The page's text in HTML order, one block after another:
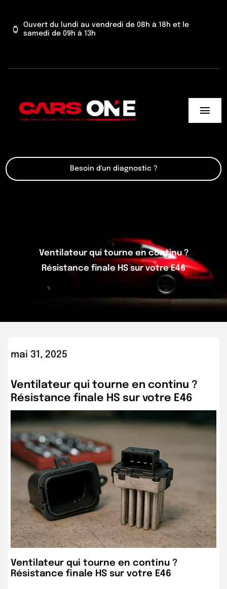
contenu
Ouvert du lundi au vendredi de 08h à 18h et le
samedi de 09h à 13h
Besoin d'un diagnostic ?
Ventilateur qui tourne en continu ?
Résistance finale HS sur votre E46
mai 31, 2025
Ventilateur qui tourne en continu ?
Résistance finale HS sur votre E46
Ventilateur qui tourne en continu ?
Résistance finale HS sur votre E46